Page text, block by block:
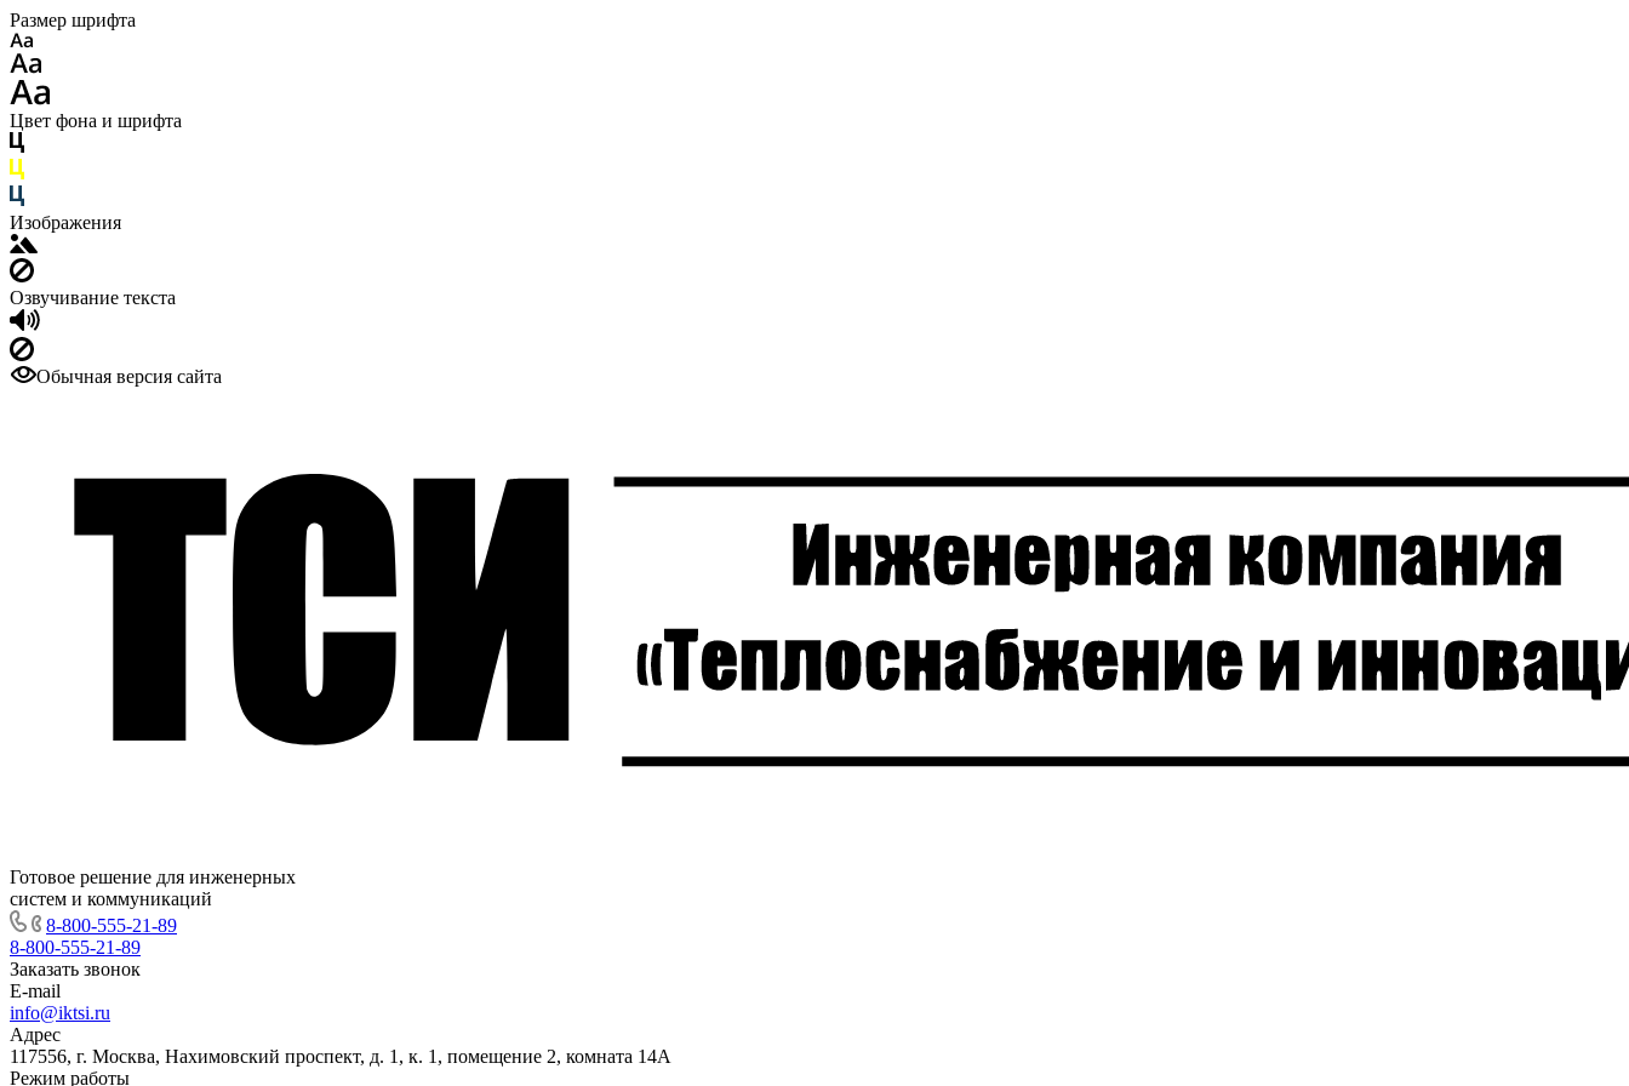
Размер шрифта
Цвет фона и шрифта
Изображения
Озвучивание текста
Обычная версия сайта
Готовое решение для инженерных
систем и коммуникаций
8-800-555-21-89
8-800-555-21-89
Заказать звонок
E-mail
info@iktsi.ru
Адрес
117556, г. Москва, Нахимовский проспект, д. 1, к. 1, помещение 2, комната 14А
Режим работы